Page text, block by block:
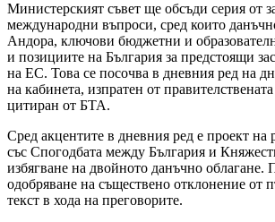
Министерският съвет ще обсъди серия от
международни въпроси, сред които
Андора, ключови бюджетни и
и позициите на България за предстоящи
на ЕС. Това се посочва в дневния ред на
на кабинета, изпратен от
цитиран от БТА.
Сред акцентите в дневния ред е проект на
със Спогодбата между България и
избягване на двойното данъчно облагане.
одобряване на съществено отклонение от
текст в хода на преговорите.